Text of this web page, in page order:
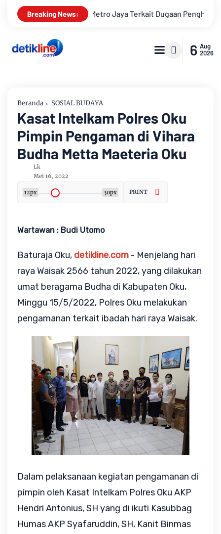
Breaking News:
Terkait Dugaan Penghinaan Profesi Wartawan LBH
6 Aug
2026
Beranda SOSIAL BUDAYA
Kasat Intelkam Polres Oku
Pimpin Pengaman di Vihara
Budha Metta Maeteria Oku
Lk
Mei 16, 2022
12px 30px PRINT
Wartawan : Budi Utomo
Baturaja Oku, detikline.com - Menjelang hari
raya Waisak 2566 tahun 2022, yang dilakukan
umat beragama Budha di Kabupaten Oku,
Minggu 15/5/2022, Polres Oku melakukan
pengamanan terkait ibadah hari raya Waisak.
Dalam pelaksanaan kegiatan pengamanan di
pimpin oleh Kasat Intelkam Polres Oku AKP
Hendri Antonius, SH yang di ikuti Kasubbag
Humas AKP Syafaruddin, SH, Kanit Binmas